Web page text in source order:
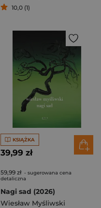
10,0 (1)
KSIĄŻKA
39,99 zł
59,99 zł - sugerowana cena
detaliczna
Nagi sad (2026)
Wiesław Myśliwski